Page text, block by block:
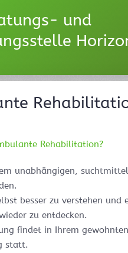
und
Rehabilitation?
unabhängigen,
besser zu verstehen und
zu entdecken.
findet in Ihrem gewohnten
statt.